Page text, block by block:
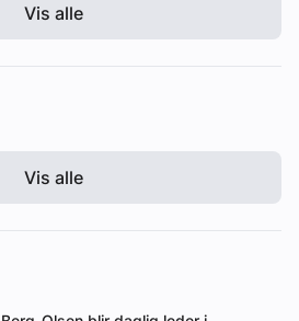
Vis alle
Vis alle